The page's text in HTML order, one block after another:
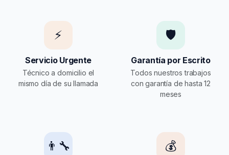
⚡
Servicio Urgente
Técnico a domicilio el
mismo día de su llamada
🛡️
Garantía por Escrito
Todos nuestros trabajos
con garantía de hasta 12
meses
👨‍🔧 💰